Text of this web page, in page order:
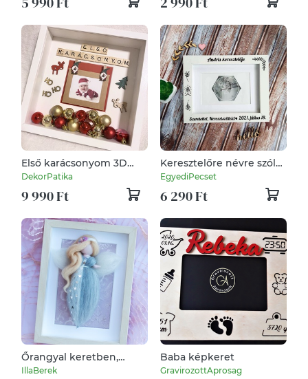
Első karácsonyom 3D
képkeret, falikép,
DekorPatika
9 990 Ft
Keresztelőre névre szóló
képkeret
EgyediPecset
6 290 Ft
Őrangyal keretben,
csillagos ruhában
IllaBerek
Baba képkeret
GravirozottAprosag